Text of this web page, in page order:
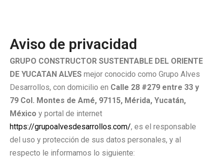
Aviso de privacidad
GRUPO CONSTRUCTOR SUSTENTABLE DEL ORIENTE
DE YUCATAN ALVES mejor conocido como Grupo Alves
Desarrollos, con domicilio en Calle 28 #279 entre 33 y
79 Col. Montes de Amé, 97115, Mérida, Yucatán,
México y portal de internet
https://grupoalvesdesarrollos.com/, es el responsable
del uso y protección de sus datos personales, y al
respecto le informamos lo siguiente: